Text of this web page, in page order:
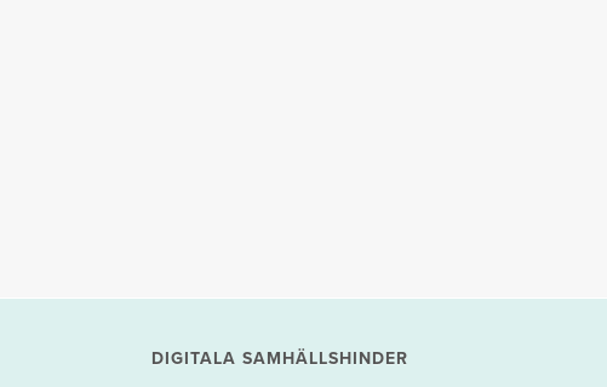
DIGITALA SAMHÄLLSHINDER